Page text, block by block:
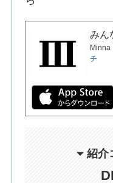
みん
Minna
チ
紹介